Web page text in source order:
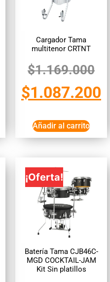
Cargador Tama
multitenor CRTNT
$1.169.000
$1.087.200
Añadir al carrito
¡Oferta!
Batería Tama CJB46C-
MGD COCKTAIL-JAM
Kit Sin platillos